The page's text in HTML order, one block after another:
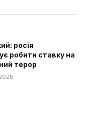
росія
робити ставку на
терор